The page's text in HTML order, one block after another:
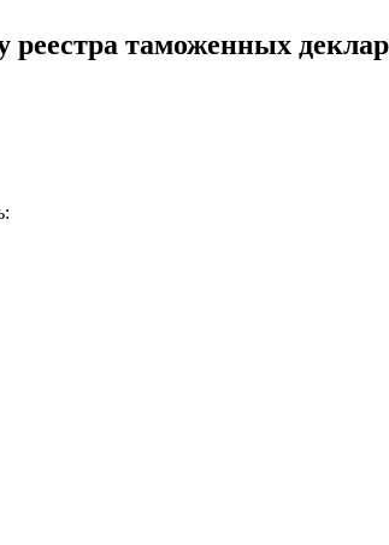
таможенных